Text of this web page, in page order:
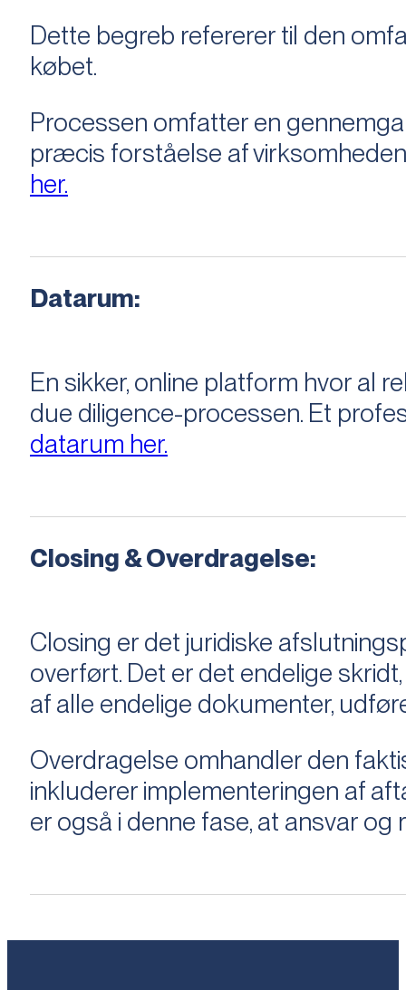
Dette begreb refererer til den
købet.
Processen omfatter en
præcis forståelse af
her.
Datarum:
En sikker, online platform hvor al
due diligence-processen. Et
datarum her.
Closing & Overdragelse:
Closing er det juridiske
overført. Det er det endelige
af alle endelige dokumenter,
Overdragelse omhandler den
inkluderer implementeringen af
er også i denne fase, at ansvar